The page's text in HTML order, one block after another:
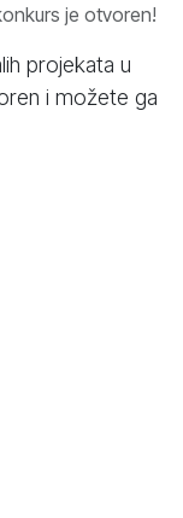
je otvoren!
projekata u
i možete ga